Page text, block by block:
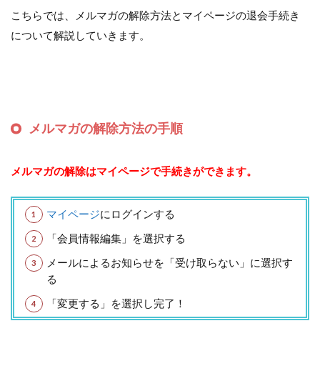
こちらでは、メルマガの解除方法とマイページの退会手続き
について解説していきます。
メルマガの解除方法の手順
メルマガの解除はマイページで手続きができます。
マイページにログインする
「会員情報編集」を選択する
メールによるお知らせを「受け取らない」に選択す
る
「変更する」を選択し完了！